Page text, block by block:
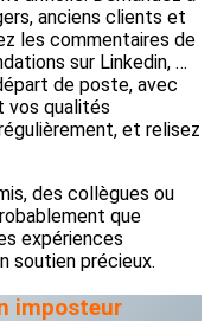
anciens clients et
les commentaires de
sur Linkedin, …
de poste, avec
vos qualités
et relisez
des collègues ou
que
expériences
soutien précieux.
imposteur